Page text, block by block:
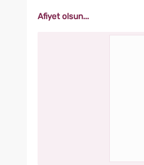
Afiyet olsun...